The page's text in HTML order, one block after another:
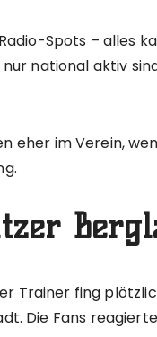
Spots – alles
national aktiv
eher im Verein,
Trainer fing
Die Fans